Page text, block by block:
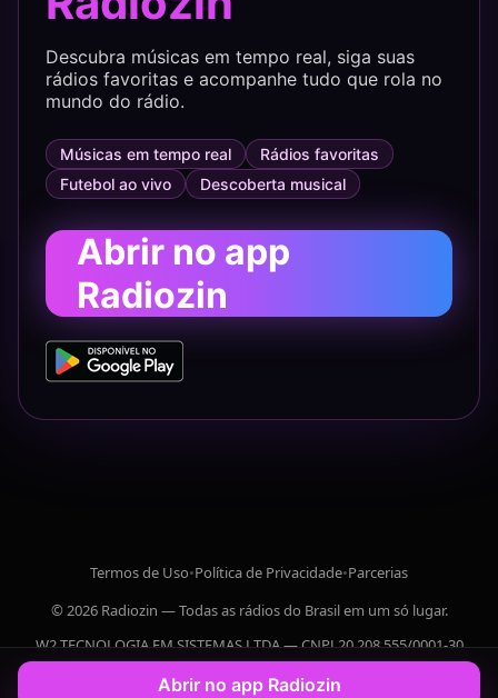
Descubra músicas em tempo real, siga suas
rádios favoritas e acompanhe tudo que rola no
mundo do rádio.
Músicas em tempo real
Rádios favoritas
Futebol ao vivo
Descoberta musical
Abrir no app
Radiozin
Termos de Uso•Política de Privacidade•Parcerias
© 2026 Radiozin — Todas as rádios do Brasil em um só lugar.
W2 TECNOLOGIA EM SISTEMAS LTDA — CNPJ 20.208.555/0001-30
Abrir no app Radiozin